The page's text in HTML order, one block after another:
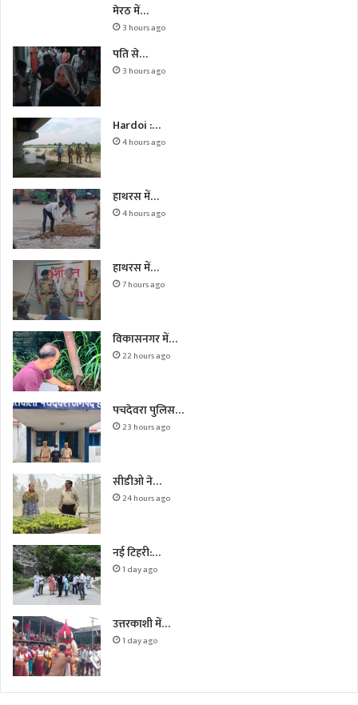
मेरठ में…
3 hours ago
पति से…
3 hours ago
Hardoi :…
4 hours ago
हाथरस में…
4 hours ago
हाथरस में…
7 hours ago
विकासनगर में…
22 hours ago
पचदेवरा पुलिस…
23 hours ago
सीडीओ ने…
24 hours ago
नई टिहरी:…
1 day ago
उत्तरकाशी में…
1 day ago